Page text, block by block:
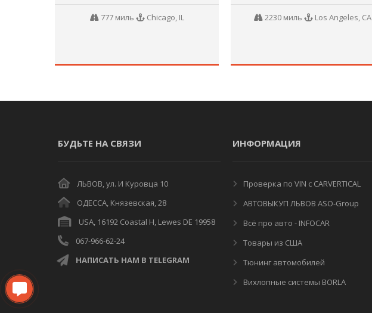
777 миль Chicago, IL 2230 миль Los Angeles, CA
БУДЬТЕ НА СВЯЗИ
ЛЬВОВ, ул. И Куровца 10
ОДЕССА, Князевская, 28
USA, 16192 Coastal H, Lewes DE 19958
067-966-62-24
НАПИСАТЬ НАМ В TELEGRAM
ИНФОРМАЦИЯ
Проверка по VIN с CARVERTICAL
АВТОВЫКУП ЛЬВОВ ASO-Group
Всё про авто - INFOCAR
Товары из США
Тюнинг автомобилей
Вихлопные системы BORLA